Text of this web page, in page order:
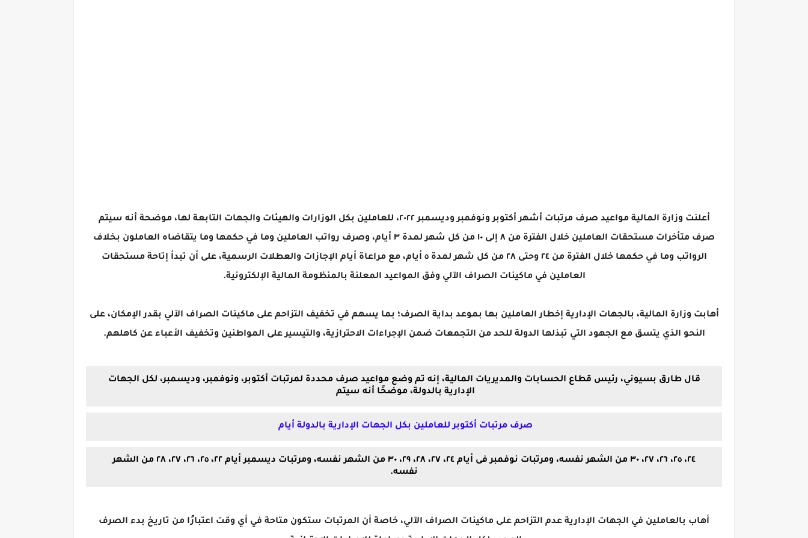
أعلنت وزارة المالية مواعيد صرف مرتبات أشهر أكتوبر ونوفمبر وديسمبر ٢٠٢٢، للعاملين بكل الوزارات والهيئات والجهات التابعة لها، موضحة أنه سيتم
صرف متأخرات مستحقات العاملين خلال الفترة من ٨ إلى ١٠ من كل شهر لمدة ٣ أيام، وصرف رواتب العاملين وما في حكمها وما يتقاضاه العاملون بخلاف
الرواتب وما في حكمها خلال الفترة من ٢٤ وحتى ٢٨ من كل شهر لمدة ٥ أيام، مع مراعاة أيام الإجازات والعطلات الرسمية، على أن تبدأ إتاحة مستحقات
العاملين في ماكينات الصراف الآلي وفق المواعيد المعلنة بالمنظومة المالية الإلكترونية.
أهابت وزارة المالية، بالجهات الإدارية إخطار العاملين بها بموعد بداية الصرف؛ بما يسهم في تخفيف التزاحم على ماكينات الصراف الآلي بقدر الإمكان، على
النحو الذي يتسق مع الجهود التي تبذلها الدولة للحد من التجمعات ضمن الإجراءات الاحترازية، والتيسير على المواطنين وتخفيف الأعباء عن كاهلهم.
قال طارق بسيوني، رئيس قطاع الحسابات والمديريات المالية، إنه تم وضع مواعيد صرف محددة لمرتبات أكتوبر، ونوفمبر، وديسمبر، لكل الجهات
الإدارية بالدولة، موضحًا أنه سيتم
صرف مرتبات أكتوبر للعاملين بكل الجهات الإدارية بالدولة أيام
٢٤، ٢٥، ٢٦، ٢٧، ٣٠ من الشهر نفسه، ومرتبات نوفمبر فى أيام ٢٤، ٢٧، ٢٨، ٢٩، ٣٠ من الشهر نفسه، ومرتبات ديسمبر أيام ٢٢، ٢٥، ٢٦، ٢٧، ٢٨ من الشهر
نفسه.
أهاب بالعاملين في الجهات الإدارية عدم التزاحم على ماكينات الصراف الآلي، خاصة أن المرتبات ستكون متاحة في أي وقت اعتبارًا من تاريخ بدء الصرف